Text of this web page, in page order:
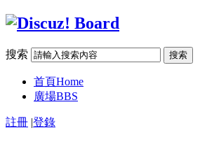
搜索 搜索
首頁Home
廣場BBS
註冊 |登錄